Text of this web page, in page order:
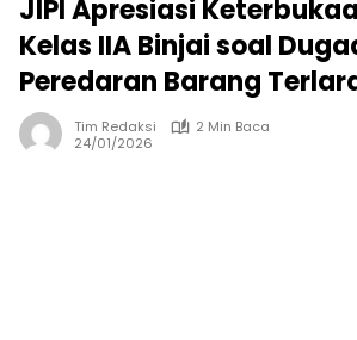
JIPI Apresiasi
Kelas IIA Binjai soal
Peredaran Barang
Tim Redaksi
2 Min Baca
24/01/2026